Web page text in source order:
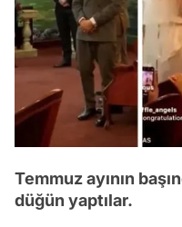
Temmuz ayının
düğün yaptılar.